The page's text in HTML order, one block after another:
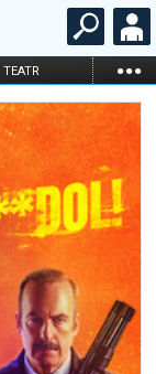
TEATR ...
UP